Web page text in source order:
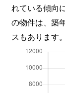
れている傾向
の物件は、築
スもあります。